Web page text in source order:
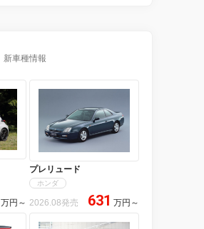
新車種情報
万円 ～
プレリュード
ホンダ
2026.08発売 631 万円 ～